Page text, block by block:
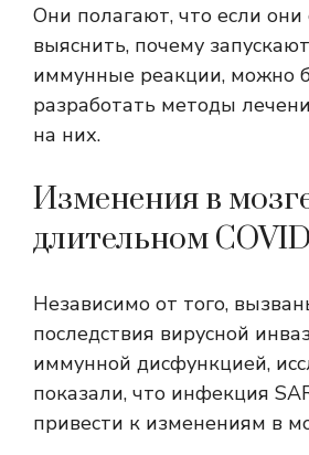
Они полагают, что если они
выяснить, почему
иммунные реакции, можно
разработать методы
на них.
Изменения в
длительном COVID
Независимо от того,
последствия вирусной
иммунной дисфункцией,
показали, что инфекция
привести к изменениям в